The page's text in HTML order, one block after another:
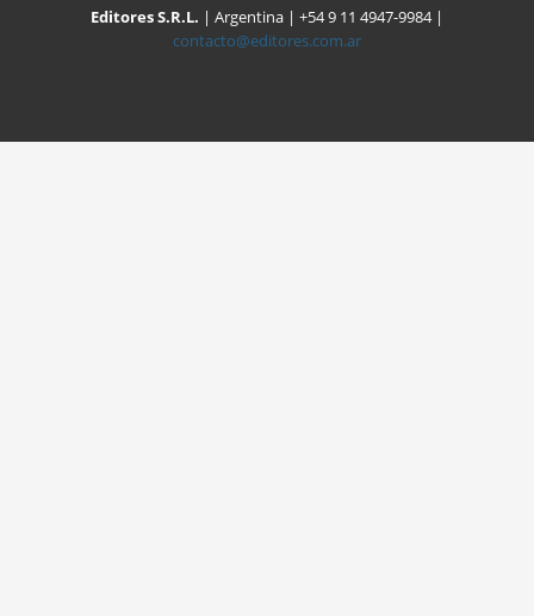
Editores S.R.L. | Argentina | +54 9 11 4947-9984 |
contacto@editores.com.ar